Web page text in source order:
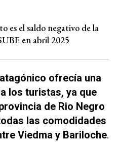
es el saldo negativo de la
en abril 2025
ofrecía una
los turistas, ya que
de Rio Negro
las comodidades
Viedma y Bariloche.